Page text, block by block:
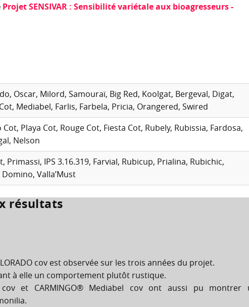
Projet SENSIVAR : Sensibilité variétale aux bioagresseurs -
Oscar, Milord, Samouraï, Big Red, Koolgat, Bergeval, Digat,
Mediabel, Farlis, Farbela, Pricia, Orangered, Swired
Playa Cot, Rouge Cot, Fiesta Cot, Rubely, Rubissia, Fardosa,
Nelson
Primassi, IPS 3.16.319, Farvial, Rubicup, Prialina, Rubichic,
Valla’Must
résultats
cov est observée sur les trois années du projet.
à elle un comportement plutôt rustique.
cov et CARMINGO® Mediabel cov ont aussi pu montrer